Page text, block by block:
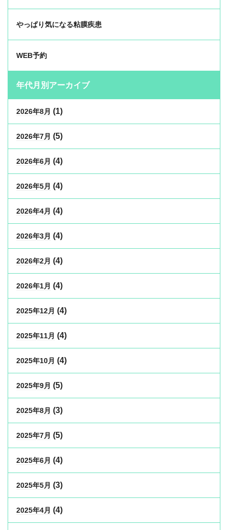
やっぱり気になる粘膜疾患
WEB予約
年代月別アーカイブ
2026年8月 (1)
2026年7月 (5)
2026年6月 (4)
2026年5月 (4)
2026年4月 (4)
2026年3月 (4)
2026年2月 (4)
2026年1月 (4)
2025年12月 (4)
2025年11月 (4)
2025年10月 (4)
2025年9月 (5)
2025年8月 (3)
2025年7月 (5)
2025年6月 (4)
2025年5月 (3)
2025年4月 (4)